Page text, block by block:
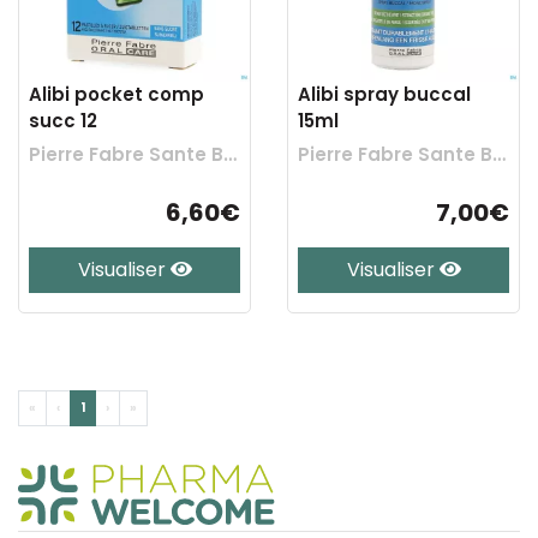
Alibi pocket comp
succ 12
Pierre Fabre Sante Benelux
6,60€
Visualiser
Alibi spray buccal
15ml
Pierre Fabre Sante Benelux
7,00€
Visualiser
« ‹ 1 › »